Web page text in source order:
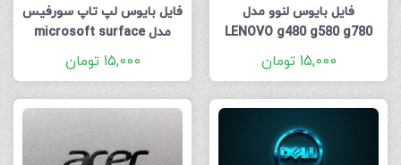
فایل بایوس لنوو مدل
LENOVO g480 g580 g780
p580 n580 qiwg5 g6 g9 la-
7982p rev 1.0 (uma) kbc
kb9012qf a3 4 m
15,000 تومان
فایل بایوس لپ تاپ سورفیس
مدل microsoft surface
pro 5 m1007506-015 16
15,000 تومان